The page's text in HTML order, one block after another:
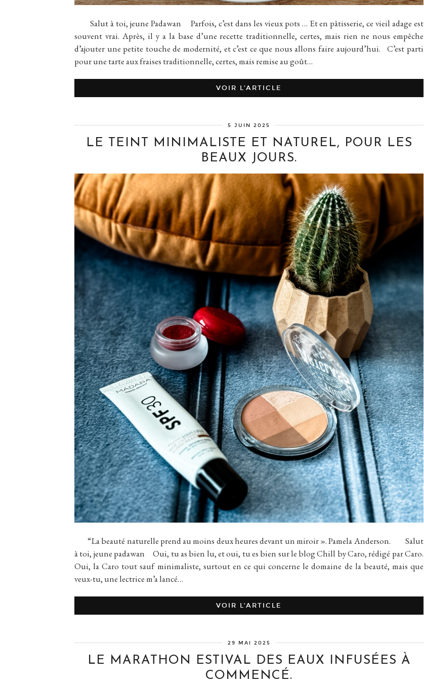
Salut à toi, jeune Padawan Parfois, c’est dans les vieux pots … Et en pâtisserie, ce vieil adage est
souvent vrai. Après, il y a la base d’une recette traditionnelle, certes, mais rien ne nous empêche
d’ajouter une petite touche de modernité, et c’est ce que nous allons faire aujourd’hui. C’est parti
pour une tarte aux fraises traditionnelle, certes, mais remise au goût…
VOIR L’ARTICLE
5 JUIN 2025
LE TEINT MINIMALISTE ET NATUREL, POUR LES
BEAUX JOURS.
“La beauté naturelle prend au moins deux heures devant un miroir ». Pamela Anderson. Salut
à toi, jeune padawan Oui, tu as bien lu, et oui, tu es bien sur le blog Chill by Caro, rédigé par Caro.
Oui, la Caro tout sauf minimaliste, surtout en ce qui concerne le domaine de la beauté, mais que
veux-tu, une lectrice m’a lancé…
VOIR L’ARTICLE
29 MAI 2025
LE MARATHON ESTIVAL DES EAUX INFUSÉES À
COMMENCÉ.